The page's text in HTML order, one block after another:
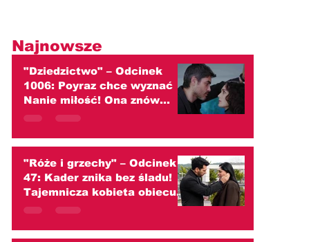
Najnowsze
"Dziedzictwo" – Odcinek
1006: Poyraz chce wyznać
Nanie miłość! Ona znów
przed nim ucieka
"Róże i grzechy" – Odcinek
47: Kader znika bez śladu!
Tajemnicza kobieta obiecuje
zaprowadzić ją do ojca